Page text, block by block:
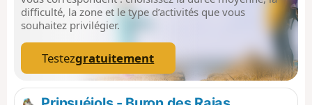
difficulté, la zone et le type d’activités que vous
souhaitez privilégier.
Testezgratuitement